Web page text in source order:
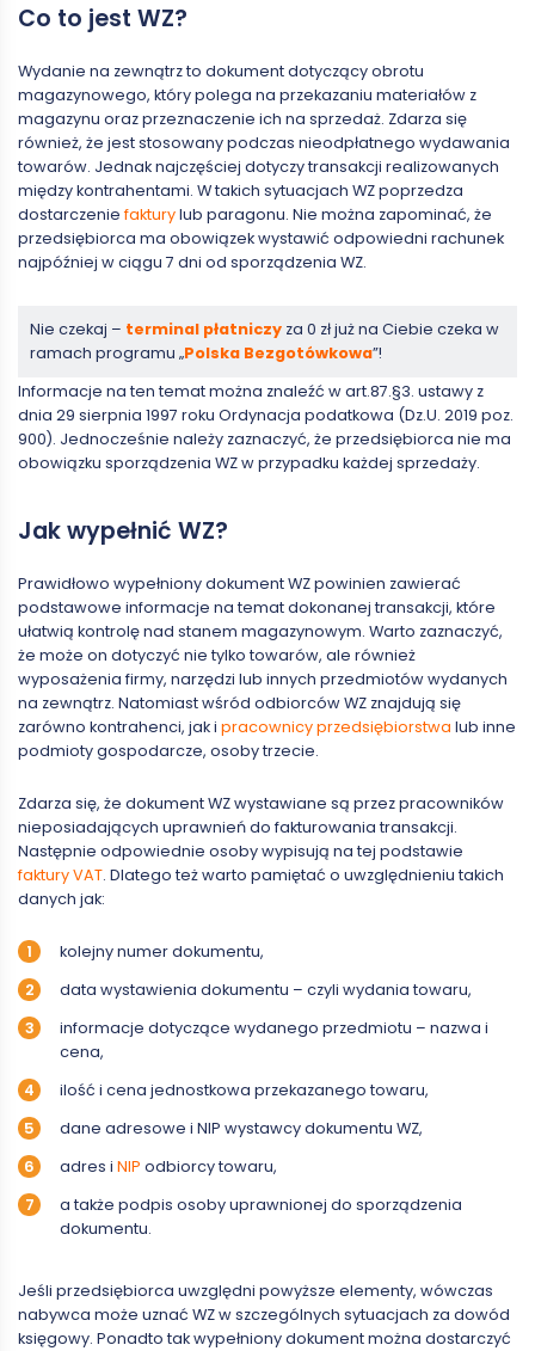
Co to jest WZ?
Wydanie na zewnątrz to dokument dotyczący obrotu
magazynowego, który polega na przekazaniu materiałów z
magazynu oraz przeznaczenie ich na sprzedaż. Zdarza się
również, że jest stosowany podczas nieodpłatnego wydawania
towarów. Jednak najczęściej dotyczy transakcji realizowanych
między kontrahentami. W takich sytuacjach WZ poprzedza
dostarczeniefakturylub paragonu. Nie można zapominać, że
przedsiębiorca ma obowiązek wystawić odpowiedni rachunek
najpóźniej w ciągu 7 dni od sporządzenia WZ.
Nie czekaj – terminal płatniczy za 0 zł już na Ciebie czeka w
ramach programu „Polska Bezgotówkowa”!
Informacje na ten temat można znaleźć w art.87.§3. ustawy z
dnia 29 sierpnia 1997 roku Ordynacja podatkowa (Dz.U. 2019 poz.
900). Jednocześnie należy zaznaczyć, że przedsiębiorca nie ma
obowiązku sporządzenia WZ w przypadku każdej sprzedaży.
Jak wypełnić WZ?
Prawidłowo wypełniony dokument WZ powinien zawierać
podstawowe informacje na temat dokonanej transakcji, które
ułatwią kontrolę nad stanem magazynowym. Warto zaznaczyć,
że może on dotyczyć nie tylko towarów, ale również
wyposażenia firmy, narzędzi lub innych przedmiotów wydanych
na zewnątrz. Natomiast wśród odbiorców WZ znajdują się
zarówno kontrahenci, jak i pracownicy przedsiębiorstwa lub inne
podmioty gospodarcze, osoby trzecie.
Zdarza się, że dokument WZ wystawiane są przez pracowników
nieposiadających uprawnień do fakturowania transakcji.
Następnie odpowiednie osoby wypisują na tej podstawie
faktury VAT. Dlatego też warto pamiętać o uwzględnieniu takich
danych jak:
kolejny numer dokumentu,
data wystawienia dokumentu – czyli wydania towaru,
informacje dotyczące wydanego przedmiotu – nazwa i
cena,
ilość i cena jednostkowa przekazanego towaru,
dane adresowe i NIP wystawcy dokumentu WZ,
adres iNIP odbiorcy towaru,
a także podpis osoby uprawnionej do sporządzenia
dokumentu.
Jeśli przedsiębiorca uwzględni powyższe elementy, wówczas
nabywca może uznać WZ w szczególnych sytuacjach za dowód
księgowy. Ponadto tak wypełniony dokument można dostarczyć